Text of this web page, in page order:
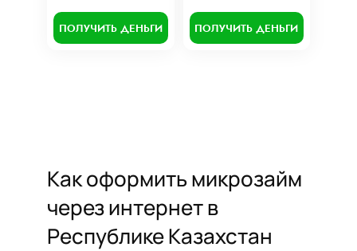
ПОЛУЧИТЬ ДЕНЬГИ ПОЛУЧИТЬ ДЕНЬГИ
Как оформить микрозайм
через интернет в
Республике Казахстан